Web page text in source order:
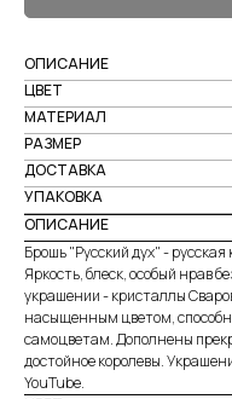
ОПИСАНИЕ
ЦВЕТ
МАТЕРИАЛ
РАЗМЕР
ДОСТАВКА
УПАКОВКА
ОПИСАНИЕ
Брошь "Русский дух" -
Яркость, блеск, особый нрав
украшении - кристаллы
насыщенным цветом,
самоцветам. Дополнены
достойное королевы.
YouTube.